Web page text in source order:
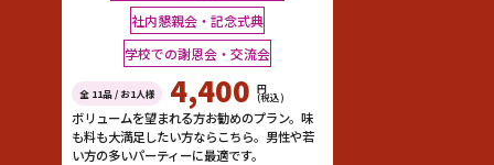
社内懇親会・記念式典
学校での謝恩会・交流会
全 11品 / お1人様 4,400 円
(税込)
ボリュームを望まれる方お勧めのプラン。味
も料も大満足したい方ならこちら。男性や若
い方の多いパーティーに最適です。